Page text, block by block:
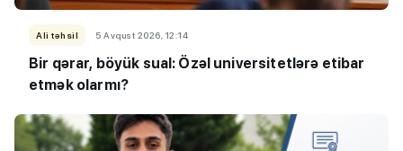
Ali təhsil 5 Avqust 2026, 12:14
Bir qərar, böyük sual: Özəl universitetlərə etibar
etmək olarmı?